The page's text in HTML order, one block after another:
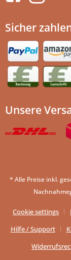
Sicher
Unsere
* Alle Preise inkl.
Cookie settings
Hilfe / Support